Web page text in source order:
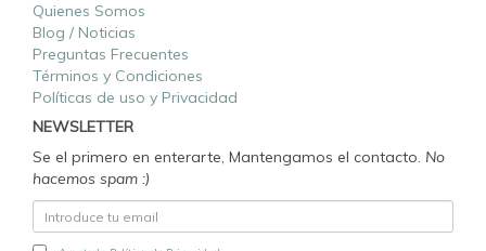
Quienes Somos
Blog / Noticias
Preguntas Frecuentes
Términos y Condiciones
Políticas de uso y Privacidad
NEWSLETTER
Se el primero en enterarte, Mantengamos el contacto. No
hacemos spam :)